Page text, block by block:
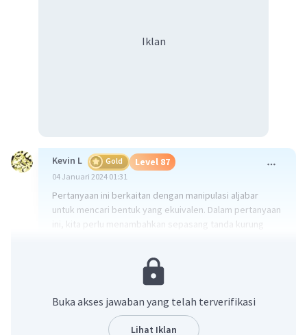
Iklan
Kevin L Gold Level 87
04 Januari 2024 01:31
Pertanyaan ini berkaitan dengan manipulasi aljabar
untuk mencari bentuk yang ekuivalen. Dalam pertanyaan
ini, kita perlu menambahkan sepasang tanda kurung
1) 5x + (3 - 3x) = 2x + 15
Dengan menambahkan tanda kurung, kita bisa
mengubah urutan operasi dalam ekspresi ini. Jadi, kita
Buka akses jawaban yang telah terverifikasi
Lihat Iklan